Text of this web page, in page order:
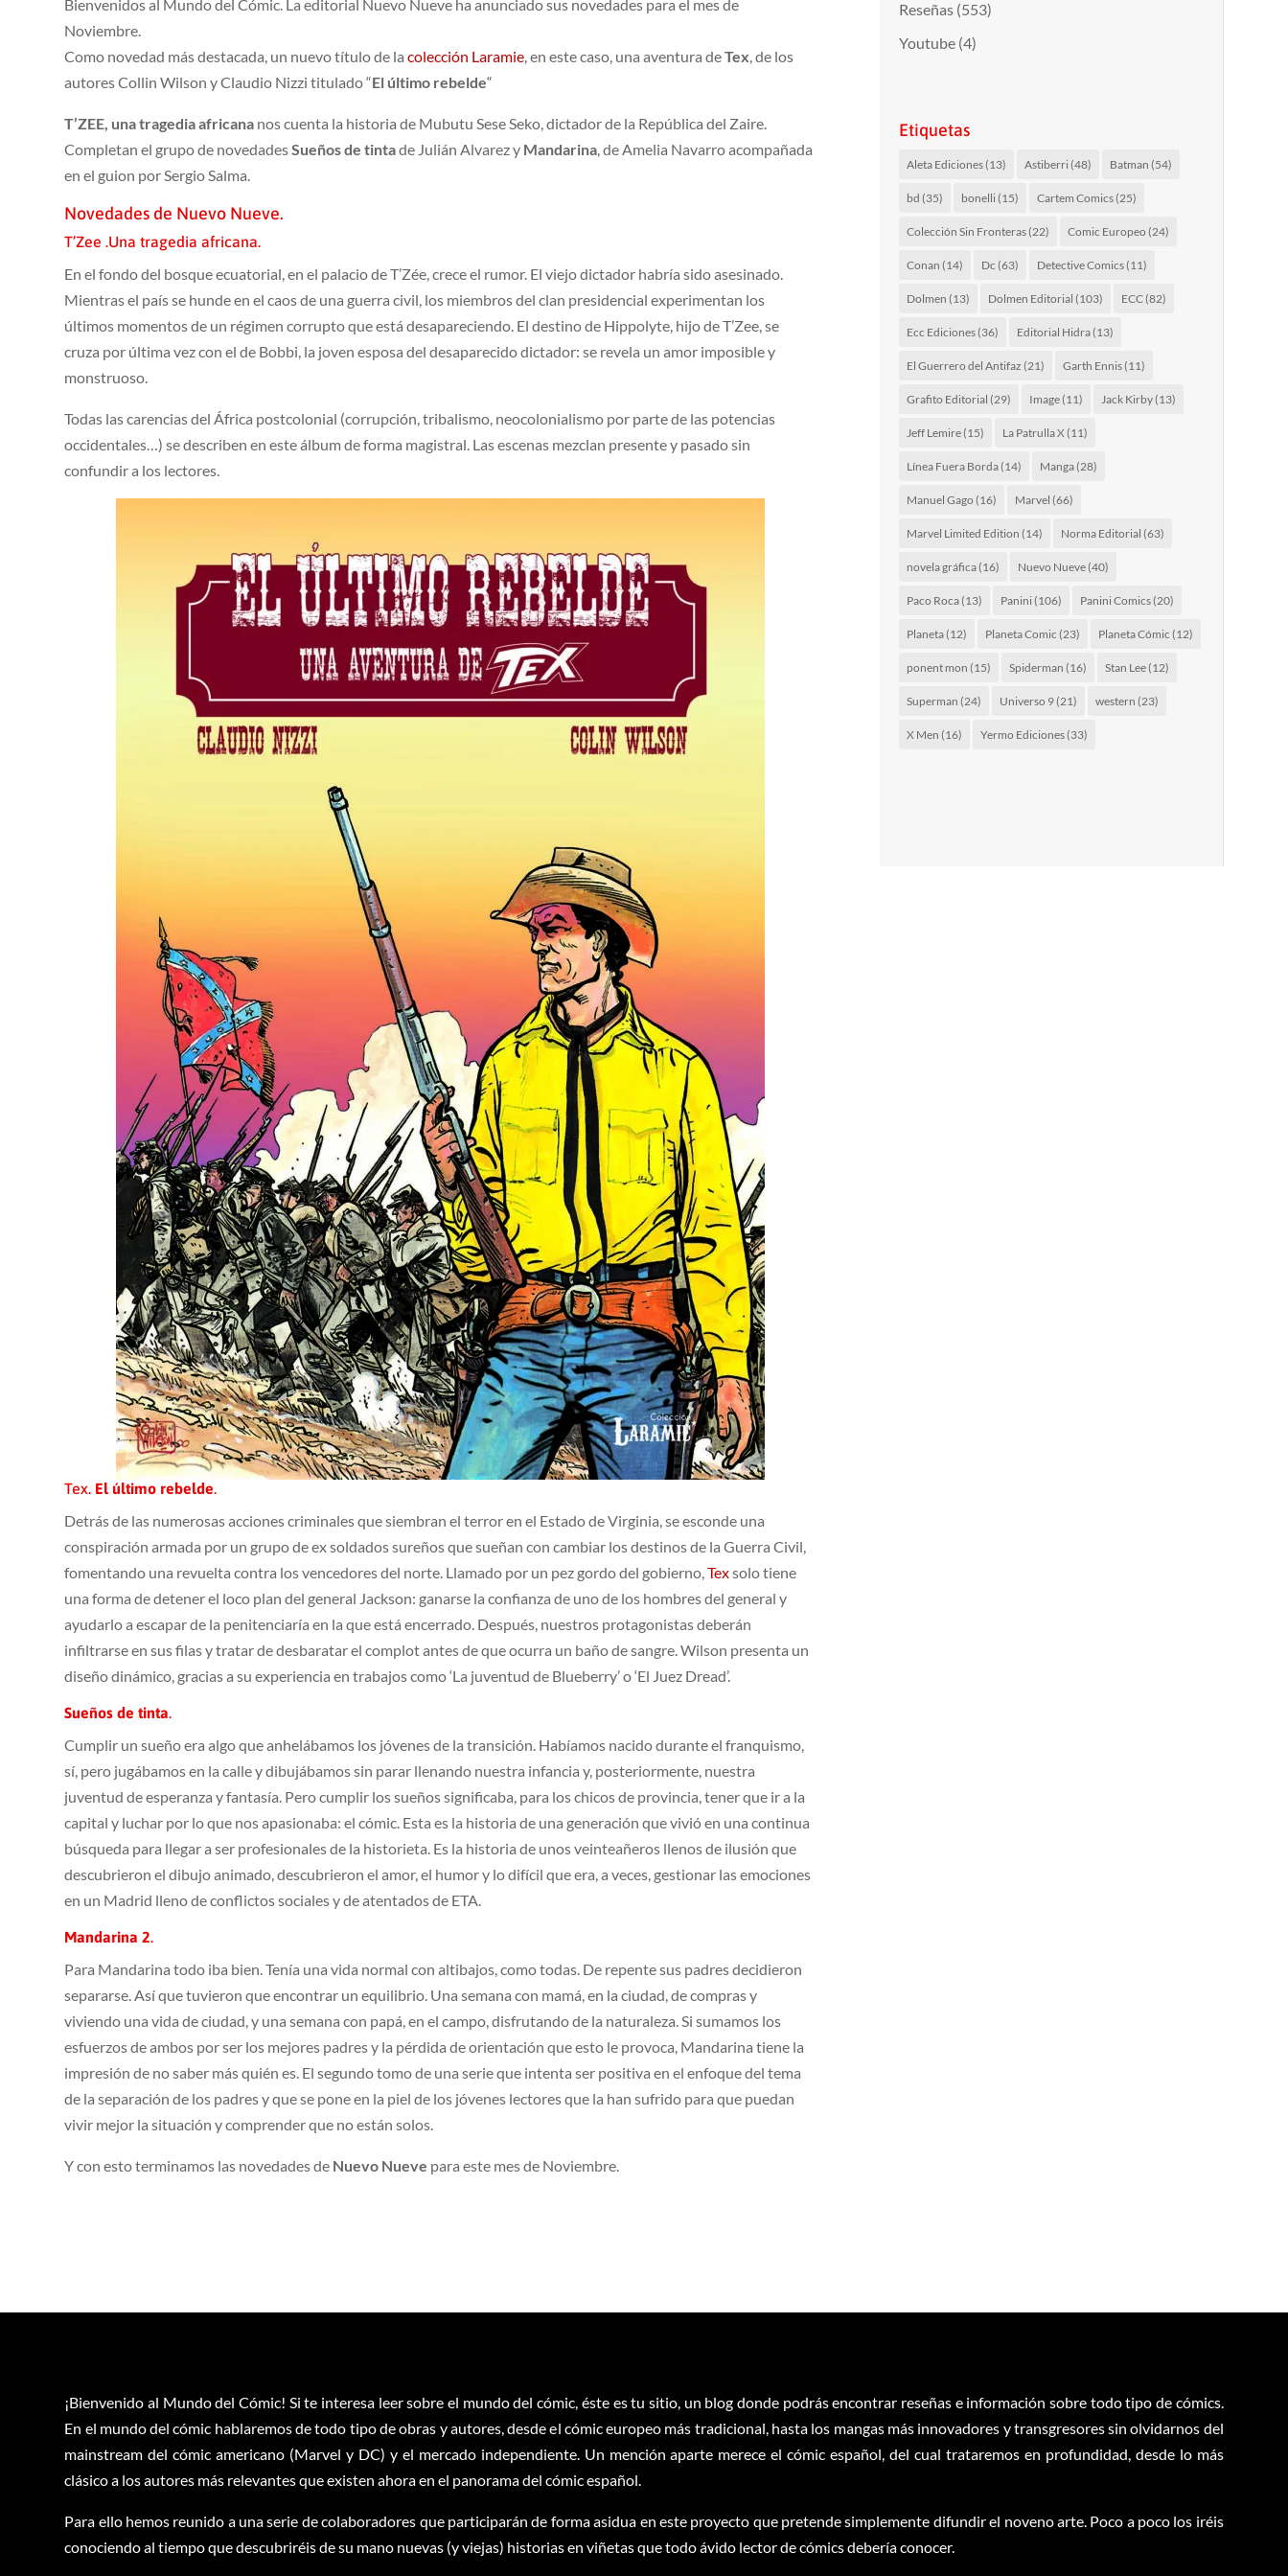
Bienvenidos al Mundo del Cómic. La editorial Nuevo Nueve ha anunciado sus novedades para el mes de
Noviembre.
Como novedad más destacada, un nuevo título de la colección Laramie, en este caso, una aventura deTex, de los
autores Collin Wilson y Claudio Nizzi titulado “El último rebelde“
T’ZEE, una tragedia africana nos cuenta la historia de Mubutu Sese Seko, dictador de la República del Zaire.
Completan el grupo de novedadesSueños de tintade Julián Alvarez y Mandarina, de Amelia Navarro acompañada
en el guion por Sergio Salma.
Novedades de Nuevo Nueve.
T’Zee .Una tragedia africana.
En el fondo del bosque ecuatorial, en el palacio de T’Zée, crece el rumor. El viejo dictador habría sido asesinado.
Mientras el país se hunde en el caos de una guerra civil, los miembros del clan presidencial experimentan los
últimos momentos de un régimen corrupto que está desapareciendo. El destino de Hippolyte, hijo de T’Zee, se
cruza por última vez con el de Bobbi, la joven esposa del desaparecido dictador: se revela un amor imposible y
monstruoso.
Todas las carencias del África postcolonial (corrupción, tribalismo, neocolonialismo por parte de las potencias
occidentales…) se describen en este álbum de forma magistral. Las escenas mezclan presente y pasado sin
confundir a los lectores.
Tex. El último rebelde.
Detrás de las numerosas acciones criminales que siembran el terror en el Estado de Virginia, se esconde una
conspiración armada por un grupo de ex soldados sureños que sueñan con cambiar los destinos de la Guerra Civil,
fomentando una revuelta contra los vencedores del norte. Llamado por un pez gordo del gobierno,Texsolo tiene
una forma de detener el loco plan del general Jackson: ganarse la confianza de uno de los hombres del general y
ayudarlo a escapar de la penitenciaría en la que está encerrado. Después, nuestros protagonistas deberán
infiltrarse en sus filas y tratar de desbaratar el complot antes de que ocurra un baño de sangre. Wilson presenta un
diseño dinámico, gracias a su experiencia en trabajos como ‘La juventud de Blueberry’ o ‘El Juez Dread’.
Sueños de tinta.
Cumplir un sueño era algo que anhelábamos los jóvenes de la transición. Habíamos nacido durante el franquismo,
sí, pero jugábamos en la calle y dibujábamos sin parar llenando nuestra infancia y, posteriormente, nuestra
juventud de esperanza y fantasía. Pero cumplir los sueños significaba, para los chicos de provincia, tener que ir a la
capital y luchar por lo que nos apasionaba: el cómic. Esta es la historia de una generación que vivió en una continua
búsqueda para llegar a ser profesionales de la historieta. Es la historia de unos veinteañeros llenos de ilusión que
descubrieron el dibujo animado, descubrieron el amor, el humor y lo difícil que era, a veces, gestionar las emociones
en un Madrid lleno de conflictos sociales y de atentados de ETA.
Mandarina 2.
Para Mandarina todo iba bien. Tenía una vida normal con altibajos, como todas. De repente sus padres decidieron
separarse. Así que tuvieron que encontrar un equilibrio. Una semana con mamá, en la ciudad, de compras y
viviendo una vida de ciudad, y una semana con papá, en el campo, disfrutando de la naturaleza. Si sumamos los
esfuerzos de ambos por ser los mejores padres y la pérdida de orientación que esto le provoca, Mandarina tiene la
impresión de no saber más quién es. El segundo tomo de una serie que intenta ser positiva en el enfoque del tema
de la separación de los padres y que se pone en la piel de los jóvenes lectores que la han sufrido para que puedan
vivir mejor la situación y comprender que no están solos.
Y con esto terminamos las novedades de Nuevo Nueve para este mes de Noviembre.
Reseñas(553)
Youtube(4)
Etiquetas
Aleta Ediciones(13) Astiberri(48) Batman (54)
bd (35) bonelli(15) Cartem Comics(25)
Colección Sin Fronteras(22) Comic Europeo (24)
Conan (14) Dc (63) Detective Comics(11)
Dolmen (13) Dolmen Editorial (103) ECC(82)
Ecc Ediciones(36) Editorial Hidra(13)
El Guerrero del Antifaz (21) Garth Ennis(11)
Grafito Editorial (29) Image(11) Jack Kirby(13)
Jeff Lemire(15) La Patrulla X(11)
Línea Fuera Borda(14) Manga(28)
Manuel Gago (16) Marvel (66)
Marvel Limited Edition (14) Norma Editorial (63)
novela gráfica(16) Nuevo Nueve(40)
Paco Roca(13) Panini(106) Panini Comics(20)
Planeta(12) Planeta Comic (23) Planeta Cómic (12)
ponent mon (15) Spiderman (16) Stan Lee(12)
Superman (24) Universo 9(21) western (23)
X Men (16) Yermo Ediciones(33)
¡Bienvenido al Mundo del Cómic! Si te interesa leer sobre el mundo del cómic, éste es tu sitio, un blog donde podrás encontrar reseñas e información sobre todo tipo de cómics.
En el mundo del cómic hablaremos de todo tipo de obras y autores, desde el cómic europeo más tradicional, hasta los mangas más innovadores y transgresores sin olvidarnos del
mainstream del cómic americano (Marvel y DC) y el mercado independiente. Un mención aparte merece el cómic español, del cual trataremos en profundidad, desde lo más
clásico a los autores más relevantes que existen ahora en el panorama del cómic español.
Para ello hemos reunido a una serie de colaboradores que participarán de forma asidua en este proyecto que pretende simplemente difundir el noveno arte. Poco a poco los iréis
conociendo al tiempo que descubriréis de su mano nuevas (y viejas) historias en viñetas que todo ávido lector de cómics debería conocer.